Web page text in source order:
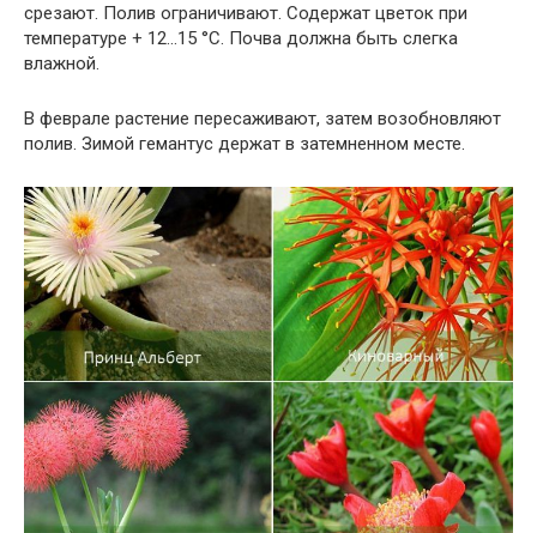
срезают. Полив ограничивают. Содержат цветок при
температуре + 12…15 °C. Почва должна быть слегка
влажной.
В феврале растение пересаживают, затем возобновляют
полив. Зимой гемантус держат в затемненном месте.